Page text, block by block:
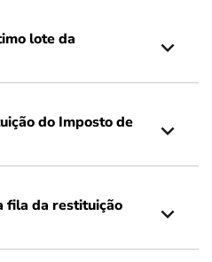
lote da
do Imposto de
fila da restituição